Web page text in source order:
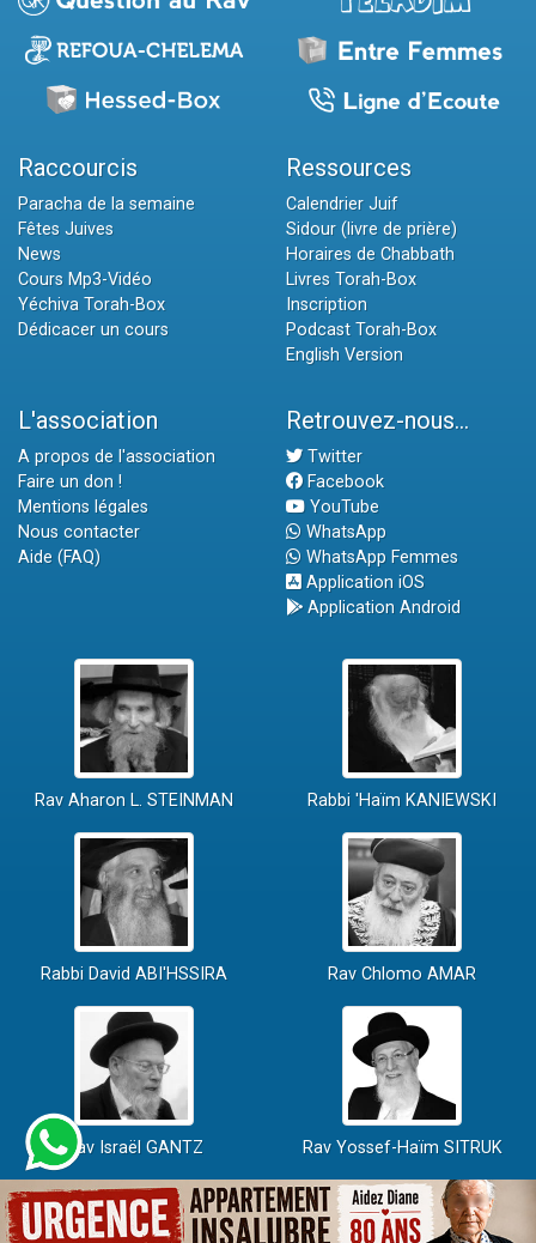
Raccourcis
Paracha de la semaine
Fêtes Juives
News
Cours Mp3-Vidéo
Yéchiva Torah-Box
Dédicacer un cours
Ressources
Calendrier Juif
Sidour (livre de prière)
Horaires de Chabbath
Livres Torah-Box
Inscription
Podcast Torah-Box
English Version
L'association
A propos de l'association
Faire un don !
Mentions légales
Nous contacter
Aide (FAQ)
Retrouvez-nous...
Twitter
Facebook
YouTube
WhatsApp
WhatsApp Femmes
Application iOS
Application Android
Rav Aharon L. STEINMAN Rabbi 'Haïm KANIEWSKI
Rabbi David ABI'HSSIRA Rav Chlomo AMAR
Rav Israël GANTZ Rav Yossef-Haïm SITRUK